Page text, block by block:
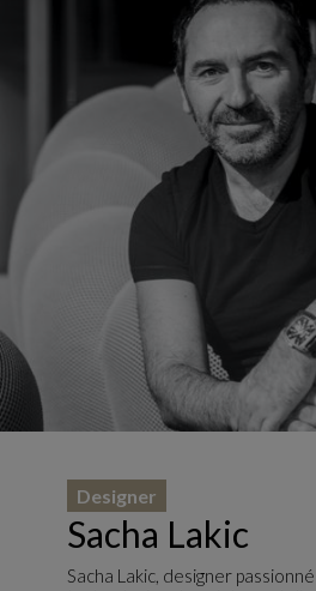
Sacha Lakic
Designer
Sacha Lakic, designer